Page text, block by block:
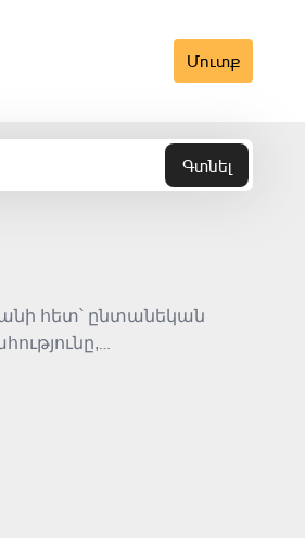
Մուտք
Գտնել
հետ՝ ընտանեկան